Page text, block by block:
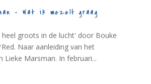
– Wat ik mezelf graag
heel groots in de lucht' door Bouke
Naar aanleiding van het
Lieke Marsman. In februari...